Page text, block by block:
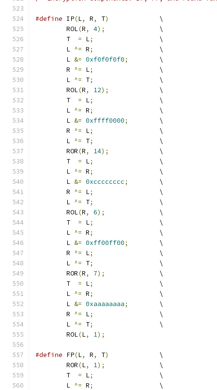
#define IP(L, R, T)
		\
	ROL
(R, 4);
		\
	T
= L;
			\
	L
^= R;
			\
	L
&= 0xf0f0f0f0;
	\
	R
^= L;
			\
	L
^= T;
			\
	ROL
(R, 12);
		\
	T
= L;
			\
	L
^= R;
			\
	L
&= 0xffff0000;
	\
	R
^= L;
			\
	L
^= T;
			\
	ROR
(R, 14);
		\
	T
= L;
			\
	L
^= R;
			\
	L
&= 0xcccccccc;
	\
	R
^= L;
			\
	L
^= T;
			\
	ROL
(R, 6);
		\
	T
= L;
			\
	L
^= R;
			\
	L
&= 0xff00ff00;
	\
	R
^= L;
			\
	L
^= T;
			\
	ROR
(R, 7);
		\
	T
= L;
			\
	L
^= R;
			\
	L
&= 0xaaaaaaaa;
	\
	R
^= L;
			\
	L
^= T;
			\
	ROL
(L, 1);
#define FP(L, R, T)
		\
	ROR
(L, 1);
		\
	T
= L;
			\
	L
^= R;
			\